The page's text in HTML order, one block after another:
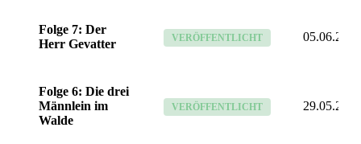
Folge 7: Der
Herr Gevatter
VERÖFFENTLICHT 05.06.26
Folge 6: Die drei
Männlein im
Walde
VERÖFFENTLICHT 29.05.26